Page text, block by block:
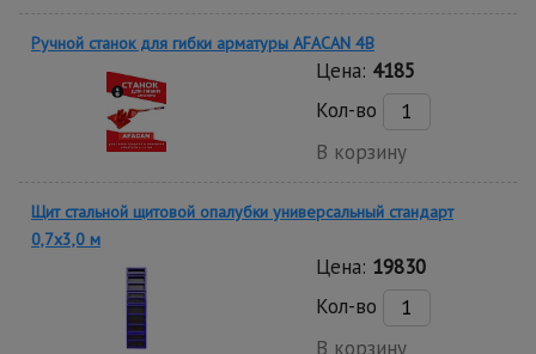
Ручной станок для гибки арматуры AFACAN 4B
Цена: 4185
Кол-во
В корзину
Щит стальной щитовой опалубки универсальный стандарт
0,7x3,0 м
Цена: 19830
Кол-во
В корзину